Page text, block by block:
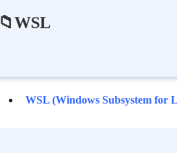
📁WSL
WSL (Windows Subsystem for